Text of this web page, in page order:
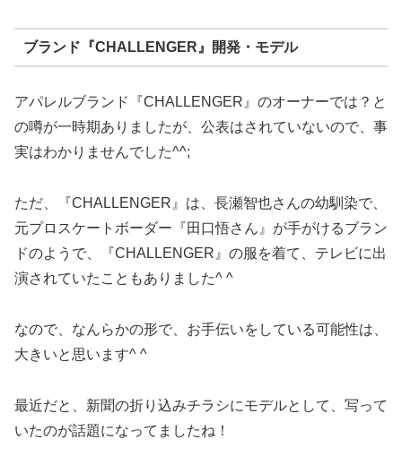
ブランド『CHALLENGER』開発・モデル
アパレルブランド『CHALLENGER』のオーナーでは？と
の噂が一時期ありましたが、公表はされていないので、事
実はわかりませんでした^^;
ただ、『CHALLENGER』は、長瀬智也さんの幼馴染で、
元プロスケートボーダー『田口悟さん』が手がけるブラン
ドのようで、『CHALLENGER』の服を着て、テレビに出
演されていたこともありました^ ^
なので、なんらかの形で、お手伝いをしている可能性は、
大きいと思います^ ^
最近だと、新聞の折り込みチラシにモデルとして、写って
いたのが話題になってましたね！